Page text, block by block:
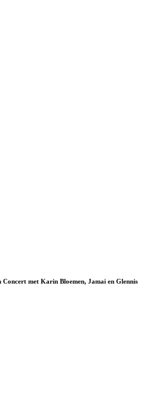
met Karin Bloemen, Jamai en Glennis